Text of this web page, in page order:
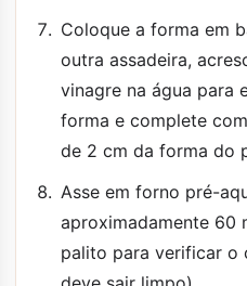
Coloque a forma em
outra assadeira,
vinagre na água para
forma e complete
de 2 cm da forma do
Asse em forno pré-
aproximadamente 60
palito para verificar o